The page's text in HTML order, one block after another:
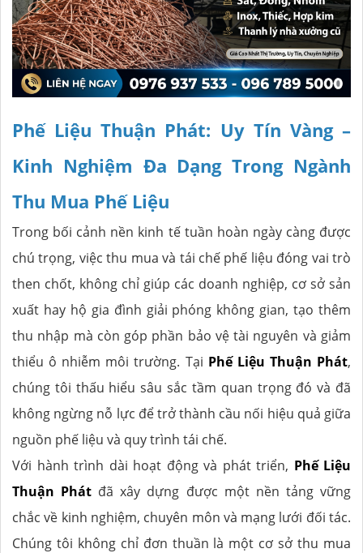
Phế Liệu Thuận Phát: Uy Tín Vàng –
Kinh Nghiệm Đa Dạng Trong Ngành
Thu Mua Phế Liệu
Trong bối cảnh nền kinh tế tuần hoàn ngày càng được
chú trọng, việc thu mua và tái chế phế liệu đóng vai trò
then chốt, không chỉ giúp các doanh nghiệp, cơ sở sản
xuất hay hộ gia đình giải phóng không gian, tạo thêm
thu nhập mà còn góp phần bảo vệ tài nguyên và giảm
thiểu ô nhiễm môi trường. Tại Phế Liệu Thuận Phát,
chúng tôi thấu hiểu sâu sắc tầm quan trọng đó và đã
không ngừng nỗ lực để trở thành cầu nối hiệu quả giữa
nguồn phế liệu và quy trình tái chế.
Với hành trình dài hoạt động và phát triển, Phế Liệu
Thuận Phát đã xây dựng được một nền tảng vững
chắc về kinh nghiệm, chuyên môn và mạng lưới đối tác.
Chúng tôi không chỉ đơn thuần là một cơ sở thu mua